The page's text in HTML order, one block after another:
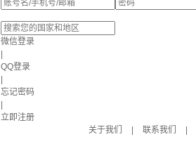
微信登录
QQ登录
忘记密码
立即注册
关于我们
联系我们